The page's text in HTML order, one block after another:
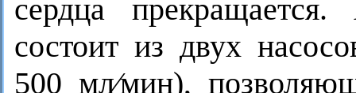
сердца
состоит из двух
500 мл⁄мин),